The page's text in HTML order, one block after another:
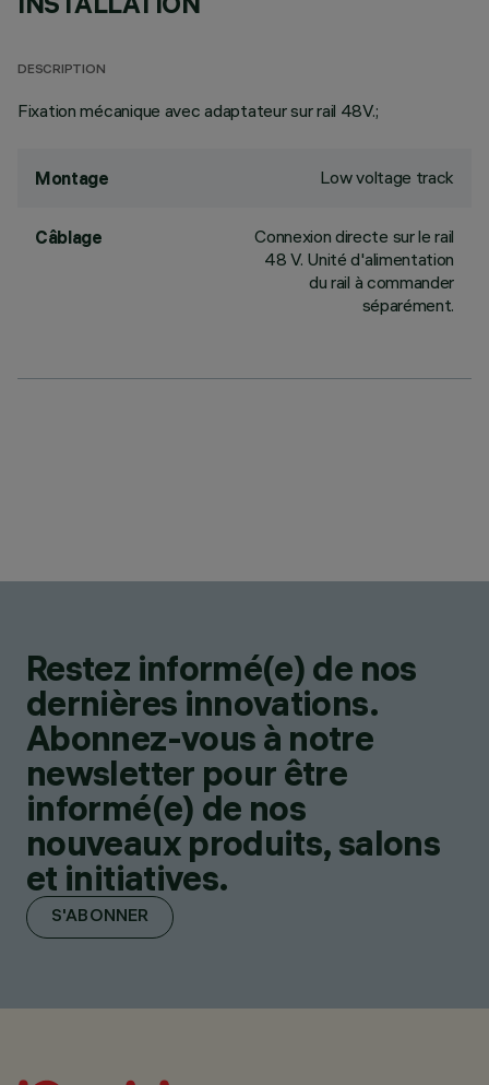
DESCRIPTION
Fixation mécanique avec adaptateur sur rail 48V.;
Montage Low voltage track
Câblage
Connexion directe sur le rail
48 V. Unité d'alimentation
du rail à commander
séparément.
Restez informé(e) de nos
dernières innovations.
Abonnez-vous à notre
newsletter pour être
informé(e) de nos
nouveaux produits, salons
et initiatives.
S'ABONNER